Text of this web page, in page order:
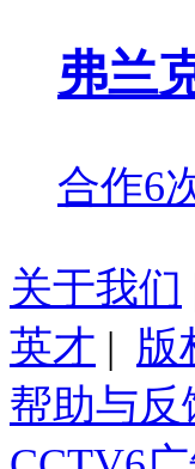
弗兰
合作6
关于我们
英才 | 版
帮助与反